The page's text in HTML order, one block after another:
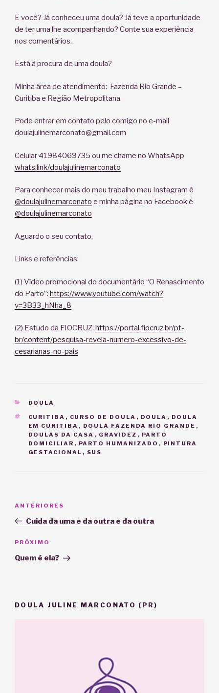
E você? Já conheceu uma doula? Já teve a oportunidade
de ter uma lhe acompanhando? Conte sua experiência
nos comentários.
Está à procura de uma doula?
Minha área de atendimento: Fazenda Rio Grande –
Curitiba e Região Metropolitana.
Pode entrar em contato pelo comigo no e-mail
doulajulinemarconato@gmail.com
Celular 41984069735 ou me chame no WhatsApp
whats.link/doulajulinemarconato
Para conhecer mais do meu trabalho meu Instagram é
@doulajulinemarconato e minha página no Facebook é
@doulajulinemarconato
Aguardo o seu contato,
Links e referências:
(1) Vídeo promocional do documentário “O Renascimento
do Parto”: https://www.youtube.com/watch?
v=3B33_hNha_8
(2) Estudo da FIOCRUZ: https://portal.fiocruz.br/pt-
br/content/pesquisa-revela-numero-excessivo-de-
cesarianas-no-pais
CATEGORIAS
DOULA
TAGS
CURITIBA , CURSO DE DOULA , DOULA , DOULA
EM CURITIBA , DOULA FAZENDA RIO GRANDE ,
DOULAS DA CASA , GRAVIDEZ , PARTO
DOMICILIAR , PARTO HUMANIZADO , PINTURA
GESTACIONAL , SUS
Post
Post
anterior
ANTERIORES
Cuida da uma e da outra e da outra
Próximo
post
PRÓXIMO
Quem é ela?
DOULA JULINE MARCONATO (PR)